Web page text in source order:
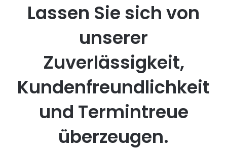
Lassen Sie sich von
unserer
Zuverlässigkeit,
Kundenfreundlichkeit
und Termintreue
überzeugen.